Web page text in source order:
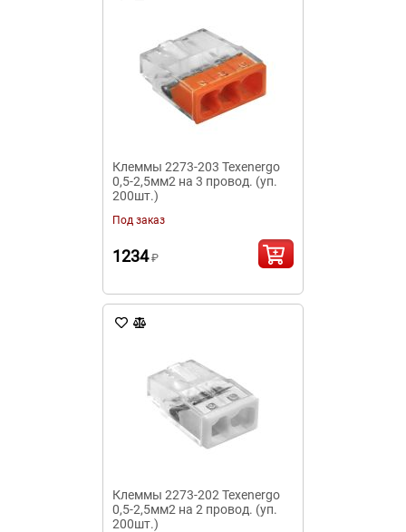
Клеммы 2273-203 Texenergo
0,5-2,5мм2 на 3 провод. (уп.
200шт.)
Под заказ
1234 ₽
Клеммы 2273-202 Texenergo
0,5-2,5мм2 на 2 провод. (уп.
200шт.)